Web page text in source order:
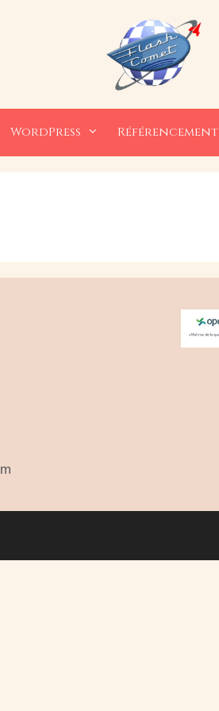
WordPress Référencement